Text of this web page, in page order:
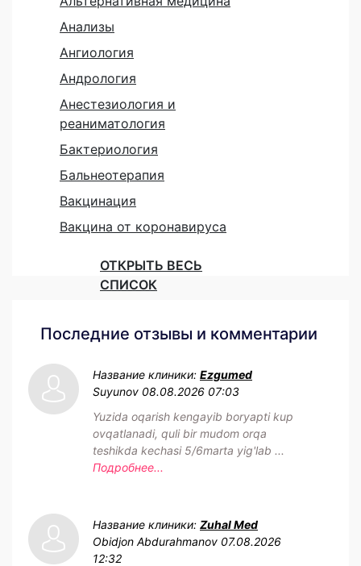
Анализы
Ангиология
Андрология
Анестезиология и
реаниматология
Бактериология
Бальнеотерапия
Вакцинация
Вакцина от коронавируса
ОТКРЫТЬ ВЕСЬ
СПИСОК
Последние отзывы и комментарии
Название клиники: Ezgumed
Suyunov 08.08.2026 07:03
Yuzida oqarish kengayib boryapti kup
ovqatlanadi, quli bir mudom orqa
teshikda kechasi 5/6marta yig'lab ...
Подробнее...
Название клиники: Zuhal Med
Obidjon Abdurahmanov 07.08.2026
12:32